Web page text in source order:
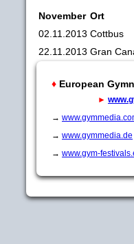
November Ort
02.11.2013 Cottbus
22.11.2013 Gran
♦ European
►
→
→ www.gymmedia.de
→ www.gym-